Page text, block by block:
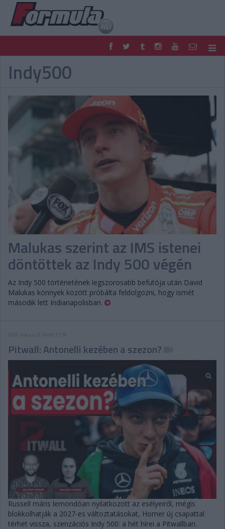
F1
FORMULA
EGYÉB
PODCAST
SHOP
LIVE
TIPPJÁTÉK
DIGITÁLIS MAGAZIN
PONTÁLLÁSOK
Indy500
Malukas szerint az IMS istenei
döntöttek az Indy 500 végén
Az Indy 500 történetének legszorosabb befutója után David
Malukas könnyek között próbálta feldolgozni, hogy ismét
második lett Indianapolisban.
2026. május 25. hétfő, 17:30
Pitwall: Antonelli kezében a szezon?
Russell máris lemondóan nyilatkozott az esélyeiről, mégis
blokkolhatják a 2027-es változtatásokat, Horner új csapattal
térhet vissza, szenzációs Indy 500: a hét hírei a Pitwallban.